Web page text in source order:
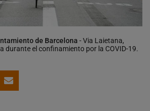
de Barcelona - Via Laietana,
durante el confinamiento por la COVID-19.
en Twitteren LinkedIn
Compartir por email